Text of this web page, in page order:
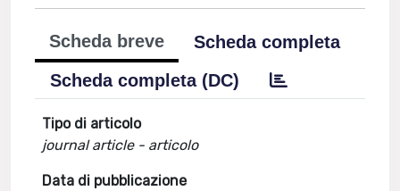
Scheda breve
Scheda completa
Scheda completa (DC)
Tipo di articolo
journal article - articolo
Data di pubblicazione